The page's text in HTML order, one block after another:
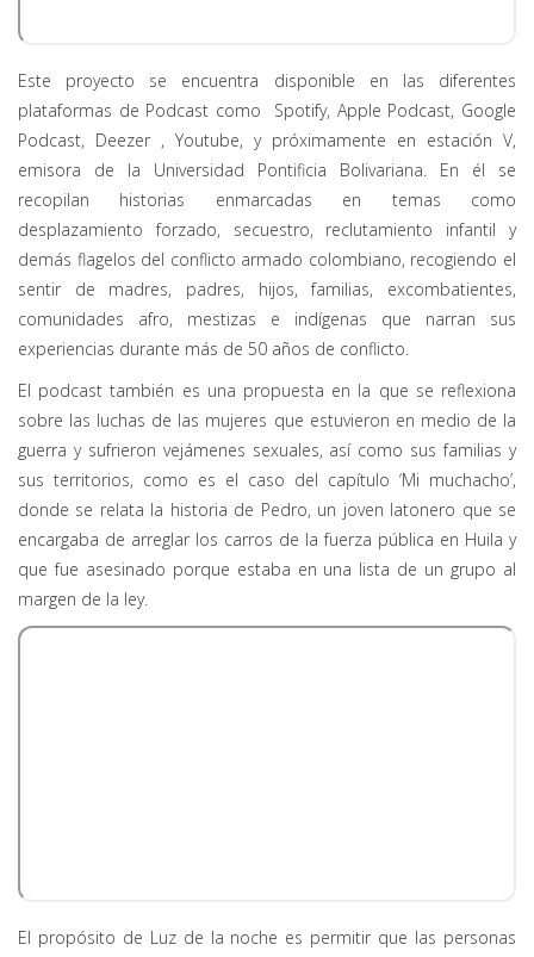
Este proyecto se encuentra disponible en las diferentes
plataformas de Podcast como Spotify, Apple Podcast, Google
Podcast, Deezer , Youtube, y próximamente en estación V,
emisora de la Universidad Pontificia Bolivariana. En él se
recopilan historias enmarcadas en temas como
desplazamiento forzado, secuestro, reclutamiento infantil y
demás flagelos del conflicto armado colombiano, recogiendo el
sentir de madres, padres, hijos, familias, excombatientes,
comunidades afro, mestizas e indígenas que narran sus
experiencias durante más de 50 años de conflicto.
El podcast también es una propuesta en la que se reflexiona
sobre las luchas de las mujeres que estuvieron en medio de la
guerra y sufrieron vejámenes sexuales, así como sus familias y
sus territorios, como es el caso del capítulo ‘Mi muchacho’,
donde se relata la historia de Pedro, un joven latonero que se
encargaba de arreglar los carros de la fuerza pública en Huila y
que fue asesinado porque estaba en una lista de un grupo al
margen de la ley.
El propósito de Luz de la noche es permitir que las personas